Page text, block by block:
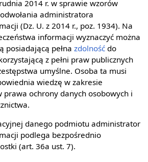
2014 r. w sprawie wzorów
administratora
(Dz. U. z 2014 r., poz. 1934). Na
informacji wyznaczyć można
posiadającą pełna zdolnośćdo
z pełni praw publicznych
umyślne. Osoba ta musi
wiedzę w zakresie
prawa ochrony danych osobowych i
danego podmiotu administrator
podlega bezpośrednio
(art. 36a ust. 7).